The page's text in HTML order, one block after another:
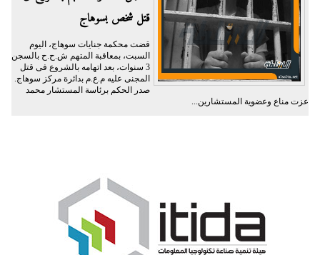
قتل شخص بسوهاج
قضت محكمة جنايات سوهاج، اليوم
السبت، بمعاقبة المتهم ش.ح.ح بالسجن
3 سنوات، بعد اتهامه بالشروع فى قتل
المجنى عليه م.ع.م بدائرة مركز سوهاج.
صدر الحكم برئاسة المستشار محمد
عزت مناع وعضوية المستشارين...